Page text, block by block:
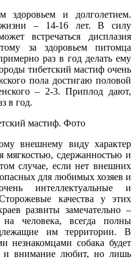
здоровьем и долголетием.
жизни – 14-16 лет. В силу
встречаться дисплазия
за здоровьем питомца
раз в год делать ему
тибетский мастиф очень
пола достигаю половой
– 2-3. Приплод дают,
в год.
внешнему виду характер
мягкостью, сдержанностью и
случае, если нет внешних
для любимых хозяев и
интеллектуальные и
качества у этих
развиты замечательно –
человека, всегда полны
им территории. В
незнакомцами собака будет
и внимание любит, но лишь